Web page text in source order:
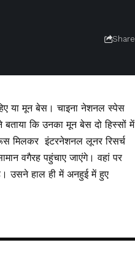
Share
या मून बेस। चाइना नेशनल स्पेस
कि उनका मून बेस दो हिस्सों में
मिलकर इंटरनेशनल लूनर रिसर्च
वगैरह पहुंचाए जाएंगे। वहां पर
उसने हाल ही में अनहुई में हुए